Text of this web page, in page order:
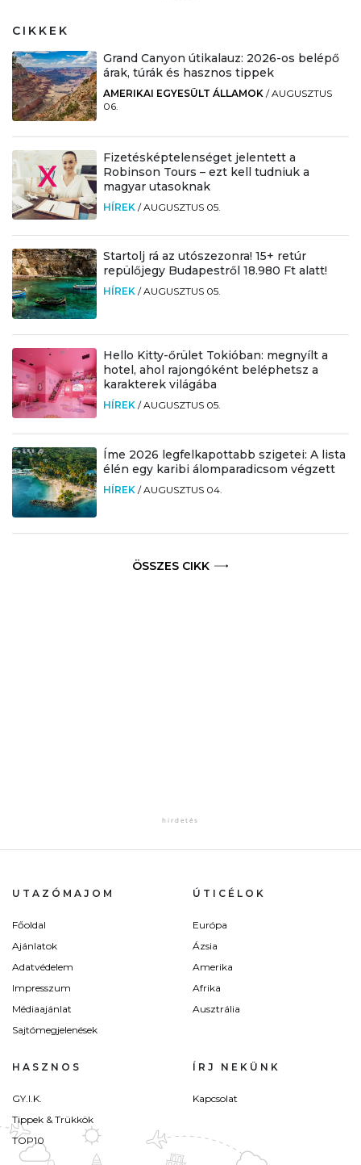
CIKKEK
Grand Canyon útikalauz: 2026-os belépő
árak, túrák és hasznos tippek
AMERIKAI EGYESÜLT ÁLLAMOK /AUGUSZTUS
06.
Fizetésképtelenséget jelentett a
Robinson Tours – ezt kell tudniuk a
magyar utasoknak
HÍREK /AUGUSZTUS 05.
Startolj rá az utószezonra! 15+ retúr
repülőjegy Budapestről 18.980 Ft alatt!
HÍREK /AUGUSZTUS 05.
Hello Kitty-őrület Tokióban: megnyílt a
hotel, ahol rajongóként beléphetsz a
karakterek világába
HÍREK /AUGUSZTUS 05.
Íme 2026 legfelkapottabb szigetei: A lista
élén egy karibi álomparadicsom végzett
HÍREK /AUGUSZTUS 04.
ÖSSZES CIKK
UTAZÓMAJOM
Főoldal
Ajánlatok
Adatvédelem
Impresszum
Médiaajánlat
Sajtómegjelenések
ÚTICÉLOK
Európa
Ázsia
Amerika
Afrika
Ausztrália
HASZNOS
GY.I.K.
Tippek & Trükkök
TOP10
ÍRJ NEKÜNK
Kapcsolat